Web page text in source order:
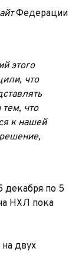
Федерации
этого
что
что
к нашей
декабря по 5
НХЛ пока
двух